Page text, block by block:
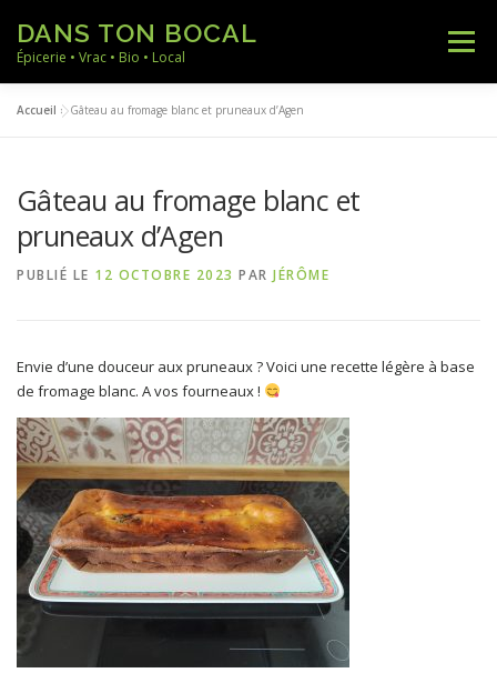
contenu
DANS TON BOCAL
Épicerie • Vrac • Bio • Local
Menu
NOTRE ACTUALITÉ A PROPOS CONTACT
Accueil »Gâteau au fromage blanc et pruneaux d’Agen
Gâteau au fromage blanc et
pruneaux d’Agen
PUBLIÉ LE 12 OCTOBRE 2023 PAR JÉRÔME
Envie d’une douceur aux pruneaux ? Voici une recette légère à base
de fromage blanc. A vos fourneaux !